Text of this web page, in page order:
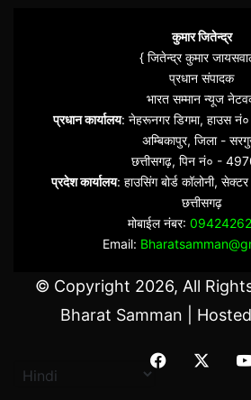
कुमार जितेन्द्र
{ जितेन्द्र कुमार
प्रधान संपादक
भारत सम्मान न्यूज
प्रधान कार्यालय: नेहरूनगर डिगमा, हाउस नं०
अम्बिकापुर, जिला -
छत्तीसगढ़, पिन नं० -
प्रदेश कार्यालय: हाउसिंग बोर्ड कॉलोनी,
छत्तीसगढ़
मोबाईल नंबर:
Email:
© Copyright 2026, All
Bharat Samman |
Facebook